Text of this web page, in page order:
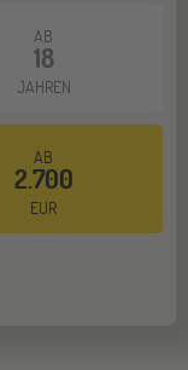
AB
18
JAHREN
AB
2.700
EUR